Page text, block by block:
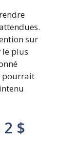
sur
le plus
pourrait
$